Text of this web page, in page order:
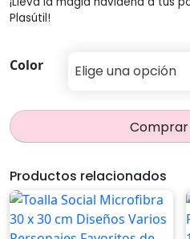
Plasútil!
Color
Productos relacionados